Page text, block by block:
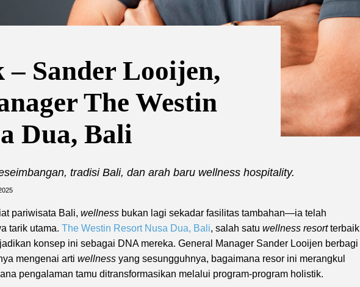
– Sander Looijen,
The Westin
Dua, Bali
tradisi Bali, dan arah baru wellness hospitality.
pariwisata Bali,wellness bukan lagi sekadar fasilitas tambahan—ia telah
tarik utama.The Westin Resort Nusa Dua, Bali, salah satuwellness resortterbaik
konsep ini sebagai DNA mereka. General Manager Sander Looijen berbagi
mengenai artiwellness yang sesungguhnya, bagaimana resor ini merangkul
pengalaman tamu ditransformasikan melalui program-program holistik.